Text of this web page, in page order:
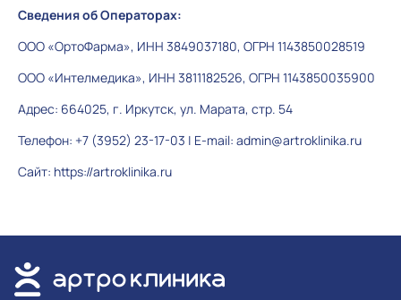
Сведения об Операторах:
ООО «ОртоФарма», ИНН 3849037180, ОГРН 1143850028519
ООО «Интелмедика», ИНН 3811182526, ОГРН 1143850035900
Адрес: 664025, г. Иркутск, ул. Марата, стр. 54
Телефон: +7 (3952) 23-17-03 | E-mail: admin@artroklinika.ru
Сайт: https://artroklinika.ru